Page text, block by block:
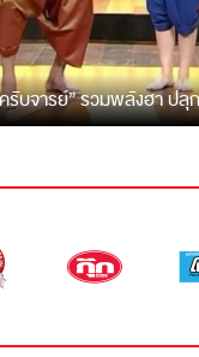
รับจารย์” รวมพลังฮา ปลุก